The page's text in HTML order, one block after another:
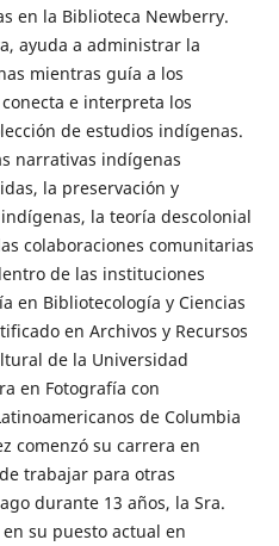
en la Biblioteca Newberry.
ayuda a administrar la
mientras guía a los
e interpreta los
de estudios indígenas.
narrativas indígenas
la preservación y
la teoría descolonial
colaboraciones comunitarias
de las instituciones
en Bibliotecología y Ciencias
en Archivos y Recursos
de la Universidad
en Fotografía con
de Columbia
comenzó su carrera en
trabajar para otras
durante 13 años, la Sra.
su puesto actual en